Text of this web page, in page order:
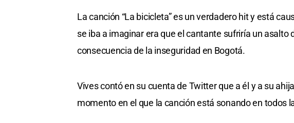
La canción “La bicicleta” es un verdadero hit y está
se iba a imaginar era que el cantante sufriría un asalto
consecuencia de la inseguridad en Bogotá.
Vives contó en su cuenta de Twitter que a él y a su
momento en el que la canción está sonando en todos